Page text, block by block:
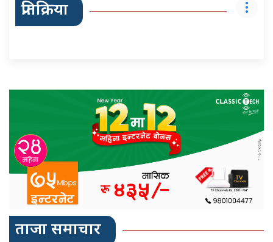
प्रतिक्रिया
ताजा समाचार